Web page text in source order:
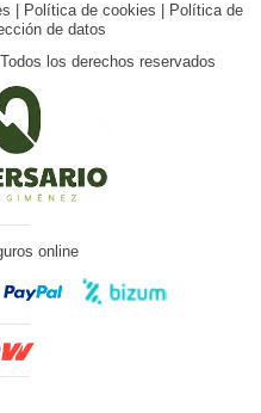
Política de cookies
Política de
de datos
los derechos reservados
online